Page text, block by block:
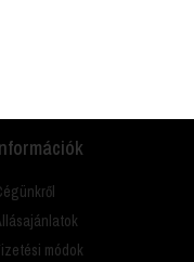
péntekig 8:00 -
módok